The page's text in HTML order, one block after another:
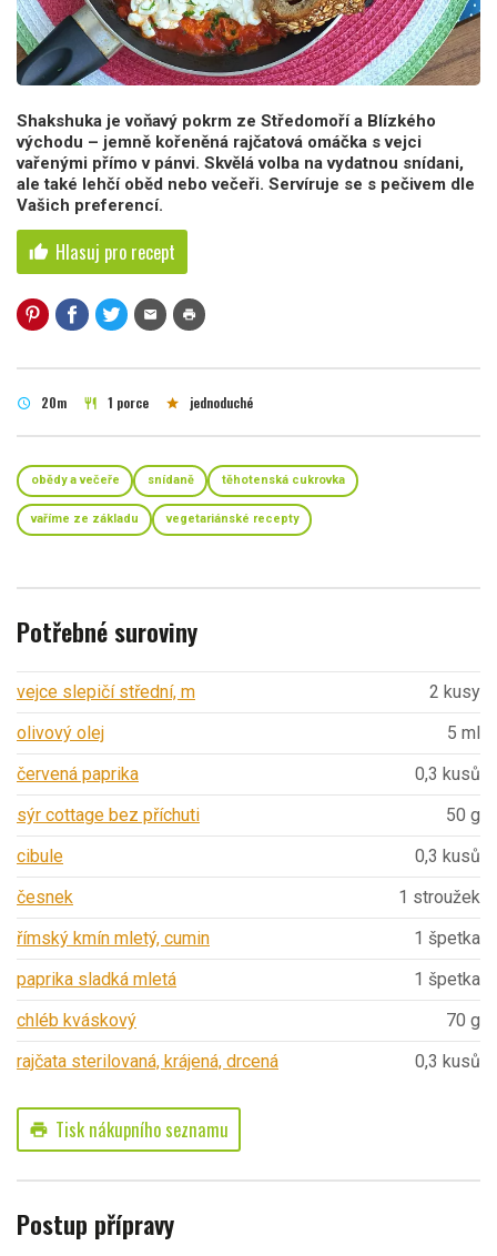
Shakshuka je voňavý pokrm ze Středomoří a Blízkého
východu – jemně kořeněná rajčatová omáčka s vejci
vařenými přímo v pánvi. Skvělá volba na vydatnou snídani,
ale také lehčí oběd nebo večeři. Servíruje se s pečivem dle
Vašich preferencí.
thumb_up Hlasuj pro recept
mail print
schedule 20m restaurant 1 porce star jednoduché
obědy a večeře snídaně těhotenská cukrovka
vaříme ze základu vegetariánské recepty
Potřebné suroviny
vejce slepičí střední, m
2 kusy
olivový olej
5 ml
červená paprika
0,3 kusů
sýr cottage bez příchuti
50 g
cibule
0,3 kusů
česnek
1 stroužek
římský kmín mletý, cumin
1 špetka
paprika sladká mletá
1 špetka
chléb kváskový
70 g
rajčata sterilovaná, krájená, drcená
0,3 kusů
print Tisk nákupního seznamu
Postup přípravy